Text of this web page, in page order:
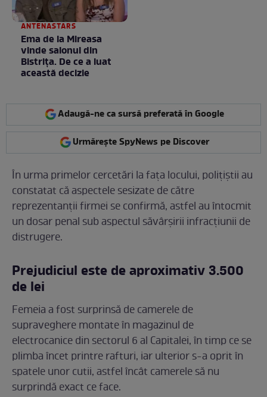
ANTENASTARS
Ema de la Mireasa
vinde salonul din
Bistrița. De ce a luat
această decizie
Adaugă-ne ca sursă preferată în Google
Urmărește SpyNews pe Discover
În urma primelor cercetări la fața locului, polițiștii au
constatat că aspectele sesizate de către
reprezentanții firmei se confirmă, astfel au întocmit
un dosar penal sub aspectul săvârșirii infracțiunii de
distrugere.
Prejudiciul este de aproximativ 3.500
de lei
Femeia a fost surprinsă de camerele de
supraveghere montate în magazinul de
electrocanice din sectorul 6 al Capitalei, în timp ce se
plimba încet printre rafturi, iar ulterior s-a oprit în
spatele unor cutii, astfel încât camerele să nu
surprindă exact ce face.